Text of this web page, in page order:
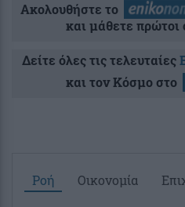
Ακολουθήστε το
και μάθετε πρώτοι
Δείτε όλες τις τελευταίες
και τον Κόσμο στο
Ροή Οικονομία